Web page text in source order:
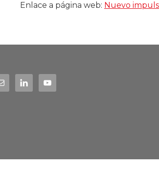
Enlace a página web: Nuevo